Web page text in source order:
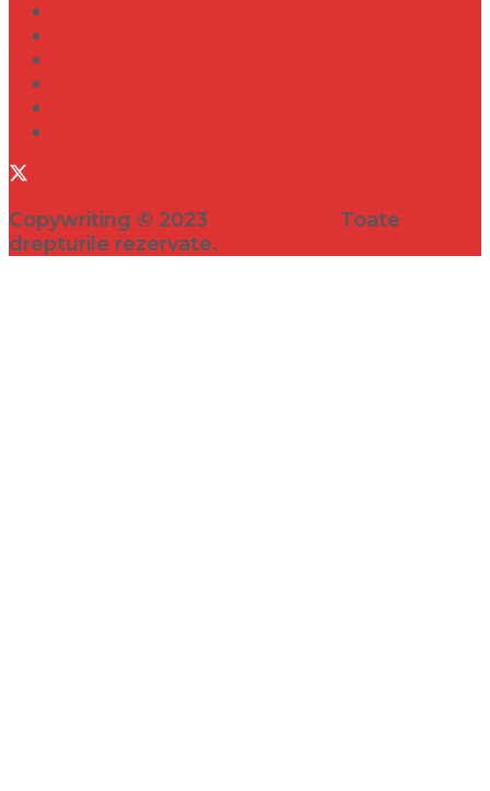
Copywriting © 2023
Toate
drepturile rezervate.